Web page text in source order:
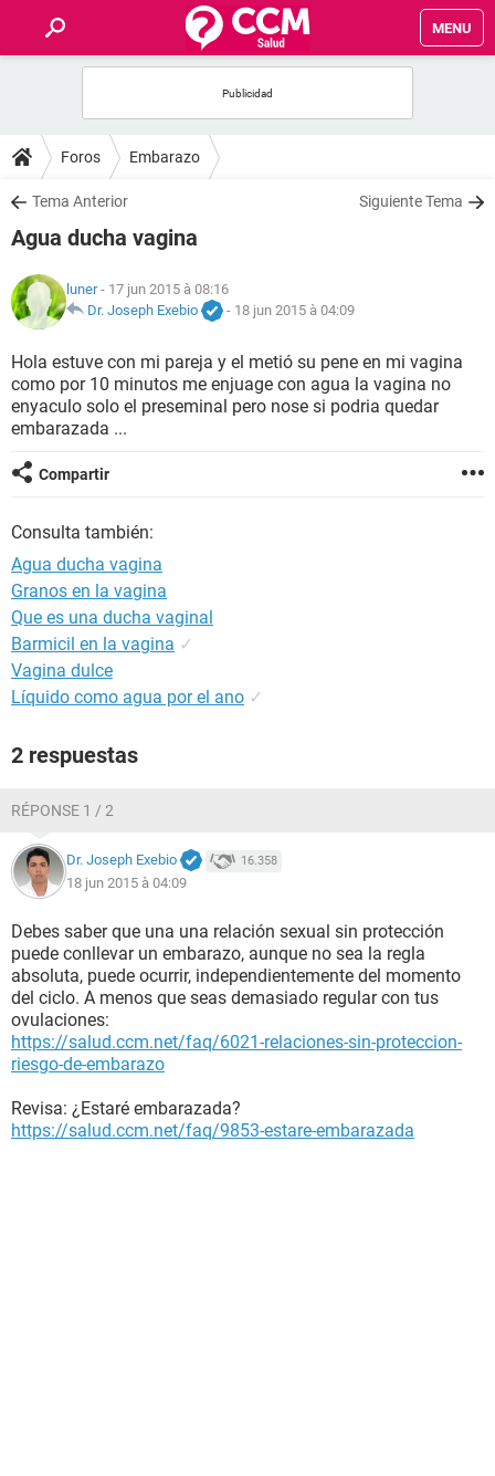
MENU
FORUMS
SALUD
FAMILIA
NUTRICIÓN
BIENESTAR
SEXUALIDAD
GLOSARIO
Foros Embarazo
Tema Anterior Siguiente Tema
Agua ducha vagina
luner- 17 jun 2015 à 08:16
Dr. Joseph Exebio
- 18 jun 2015 à 04:09
Hola estuve con mi pareja y el metió su pene en mi vagina
como por 10 minutos me enjuage con agua la vagina no
enyaculo solo el preseminal pero nose si podria quedar
embarazada ...
Compartir
Consulta también:
Agua ducha vagina
Granos en la vagina
Que es una ducha vaginal
Barmicil en la vagina ✓
Vagina dulce
Líquido como agua por el ano ✓
2 respuestas
RÉPONSE 1 / 2
Dr. Joseph Exebio 16.358
18 jun 2015 à 04:09
Debes saber que una una relación sexual sin protección
puede conllevar un embarazo, aunque no sea la regla
absoluta, puede ocurrir, independientemente del momento
del ciclo. A menos que seas demasiado regular con tus
ovulaciones:
https://salud.ccm.net/faq/6021-relaciones-sin-proteccion-
riesgo-de-embarazo
Revisa: ¿Estaré embarazada?
https://salud.ccm.net/faq/9853-estare-embarazada